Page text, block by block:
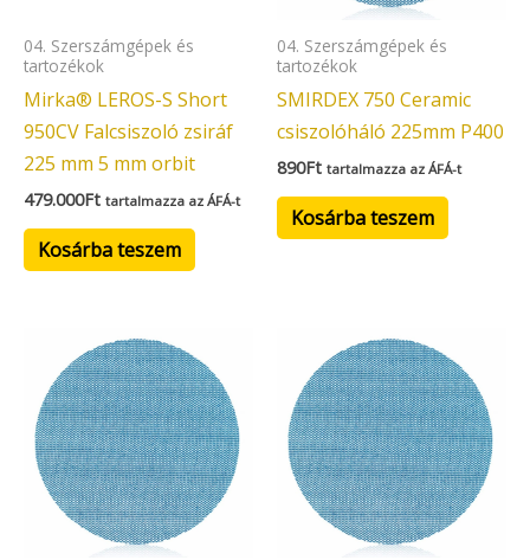
04. Szerszámgépek és
tartozékok
Mirka® LEROS-S Short
950CV Falcsiszoló zsiráf
225 mm 5 mm orbit
479.000Ft tartalmazza az ÁFÁ-t
Kosárba teszem
04. Szerszámgépek és
tartozékok
SMIRDEX 750 Ceramic
csiszolóháló 225mm P400
890Ft tartalmazza az ÁFÁ-t
Kosárba teszem